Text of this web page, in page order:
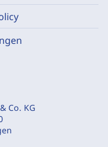
Co. KG